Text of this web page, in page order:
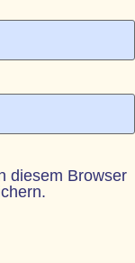
diesem Browser